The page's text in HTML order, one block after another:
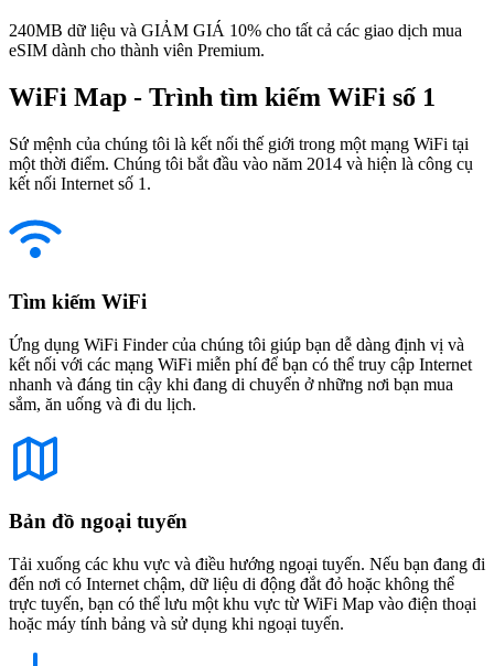
240MB dữ liệu và GIẢM GIÁ 10% cho tất cả các giao dịch mua
eSIM dành cho thành viên Premium.
WiFi Map - Trình tìm kiếm WiFi số 1
Sứ mệnh của chúng tôi là kết nối thế giới trong một mạng WiFi tại
một thời điểm. Chúng tôi bắt đầu vào năm 2014 và hiện là công cụ
kết nối Internet số 1.
Tìm kiếm WiFi
Ứng dụng WiFi Finder của chúng tôi giúp bạn dễ dàng định vị và
kết nối với các mạng WiFi miễn phí để bạn có thể truy cập Internet
nhanh và đáng tin cậy khi đang di chuyển ở những nơi bạn mua
sắm, ăn uống và đi du lịch.
Bản đồ ngoại tuyến
Tải xuống các khu vực và điều hướng ngoại tuyến. Nếu bạn đang đi
đến nơi có Internet chậm, dữ liệu di động đắt đỏ hoặc không thể
trực tuyến, bạn có thể lưu một khu vực từ WiFi Map vào điện thoại
hoặc máy tính bảng và sử dụng khi ngoại tuyến.